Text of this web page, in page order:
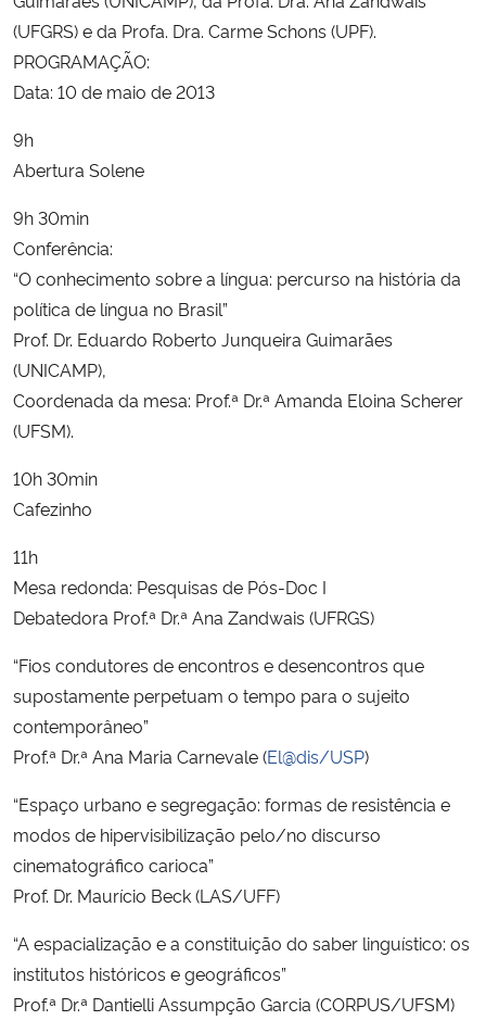
(UFGRS) e da Profa. Dra. Carme Schons (UPF).
PROGRAMAÇÃO:
Data: 10 de maio de 2013
9h
Abertura Solene
9h 30min
Conferência:
“O conhecimento sobre a língua: percurso na história da
política de língua no Brasil”
Prof. Dr. Eduardo Roberto Junqueira Guimarães
(UNICAMP),
Coordenada da mesa: Prof.ª Dr.ª Amanda Eloina Scherer
(UFSM).
10h 30min
Cafezinho
11h
Mesa redonda: Pesquisas de Pós-Doc I
Debatedora Prof.ª Dr.ª Ana Zandwais (UFRGS)
“Fios condutores de encontros e desencontros que
supostamente perpetuam o tempo para o sujeito
contemporâneo”
Prof.ª Dr.ª Ana Maria Carnevale (El@dis/USP)
“Espaço urbano e segregação: formas de resistência e
modos de hipervisibilização pelo/no discurso
cinematográfico carioca”
Prof. Dr. Maurício Beck (LAS/UFF)
“A espacialização e a constituição do saber linguístico: os
institutos históricos e geográficos”
Prof.ª Dr.ª Dantielli Assumpção Garcia (CORPUS/UFSM)